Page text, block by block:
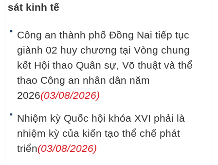
sát kinh tế
Công an thành phố Đồng Nai tiếp tục
giành 02 huy chương tại Vòng chung
kết Hội thao Quân sự, Võ thuật và thể
thao Công an nhân dân năm
2026(03/08/2026)
Nhiệm kỳ Quốc hội khóa XVI phải là
nhiệm kỳ của kiến tạo thể chế phát
triển(03/08/2026)